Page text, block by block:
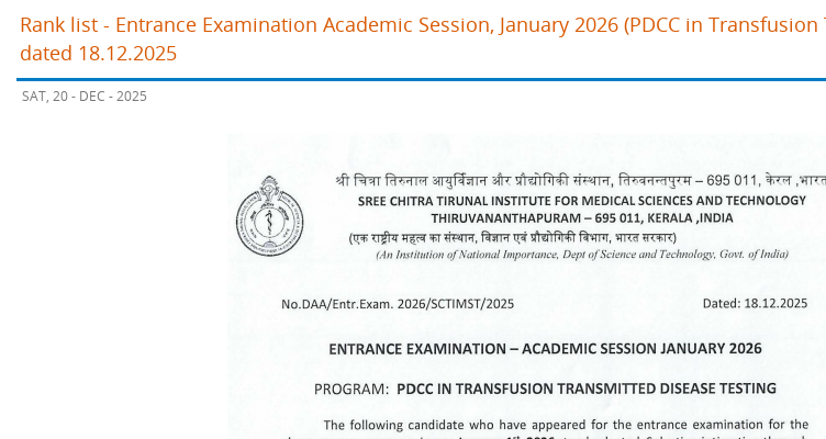
Rank list - Entrance Examination Academic Session, January 2026 (PDCC in
dated 18.12.2025
SAT, 20 - DEC - 2025